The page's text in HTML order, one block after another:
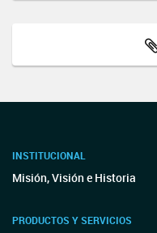
INSTITUCIONAL
Misión, Visión e Historia
PRODUCTOS Y SERVICIOS